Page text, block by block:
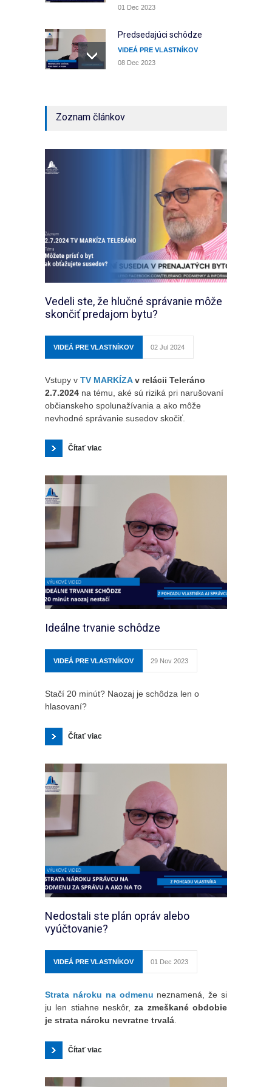
01 Dec 2023
Predsedajúci schôdze
VIDEÁ PRE VLASTNÍKOV
08 Dec 2023
VIDEÁ PRE VLASTNÍKOV
Vedeli ste, že hlučné
správanie môže skončiť
predajom bytu?
VIDEÁ PRE VLASTNÍKOV
Zoznam článkov
Vedeli ste, že hlučné správanie môže
skončiť predajom bytu?
VIDEÁ PRE VLASTNÍKOV 02 Jul 2024
Vstupy v TV MARKÍZAv relácii Teleráno
2.7.2024 na tému, aké sú riziká pri narušovaní
občianskeho spolunažívania a ako môže
nevhodné správanie susedov skočiť.
Čítať viac
Ideálne trvanie schôdze
VIDEÁ PRE VLASTNÍKOV 29 Nov 2023
Stačí 20 minút? Naozaj je schôdza len o
hlasovaní?
Čítať viac
Nedostali ste plán opráv alebo
vyúčtovanie?
VIDEÁ PRE VLASTNÍKOV 01 Dec 2023
Strata nároku na odmenu neznamená, že si
ju len stiahne neskôr,za zmeškané obdobie
je strata nároku nevratne trvalá
Čítať viac